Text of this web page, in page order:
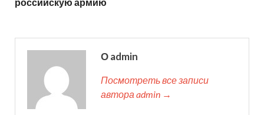
российскую армию
О admin
Посмотреть все записи
автора admin →